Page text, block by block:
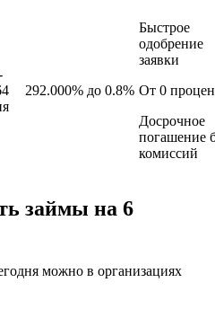
292.000% до 0.8%
Быстрое
одобрение
заявки
От 0
Досрочное
погашение
комиссий
займы на 6
можно в организациях